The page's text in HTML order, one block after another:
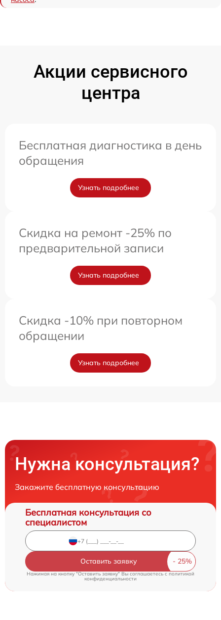
Акции сервисного
центра
Бесплатная диагностика в день
обращения
Узнать подробнее
Скидка на ремонт -25% по
предварительной записи
Узнать подробнее
Скидка -10% при повторном
обращении
Узнать подробнее
Нужна консультация?
Закажите бесплатную консультацию
Бесплатная консультация со
специалистом
Оставить заявку
Нажимая на кнопку "Оставить заявку" Вы соглашаетесь cполитикой
конфиденциальности